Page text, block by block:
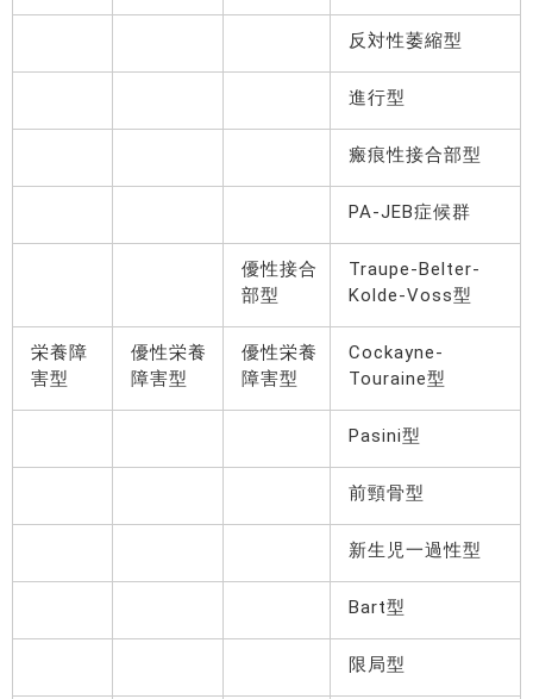
反対性萎縮型
進行型
瘢痕性接合部型
PA-JEB症候群
優性接合
部型
Traupe-Belter-
Kolde-Voss型
栄養障
害型
優性栄養
障害型
優性栄養
障害型
Cockayne-
Touraine型
Pasini型
前頸骨型
新生児一過性型
Bart型
限局型